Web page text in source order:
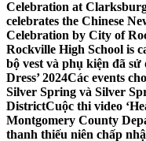
Celebration at
celebrates the Chinese
Celebration by City of
Rockville High School is
bộ vest và phụ kiện đã
Dress’ 2024Các events
Silver Spring và Silver
DistrictCuộc thi video
Montgomery County
thanh thiếu niên chấp